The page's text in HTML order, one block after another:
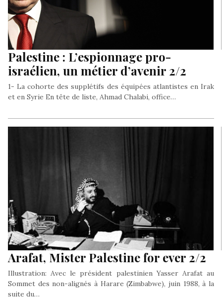
Palestine : L’espionnage pro-
israélien, un métier d’avenir 2/2
1- La cohorte des supplétifs des équipées atlantistes en Irak
et en Syrie En tête de liste, Ahmad Chalabi, office…
Arafat, Mister Palestine for ever 2/2
Illustration: Avec le président palestinien Yasser Arafat au
Sommet des non-alignés à Harare (Zimbabwe), juin 1988, à la
suite du…